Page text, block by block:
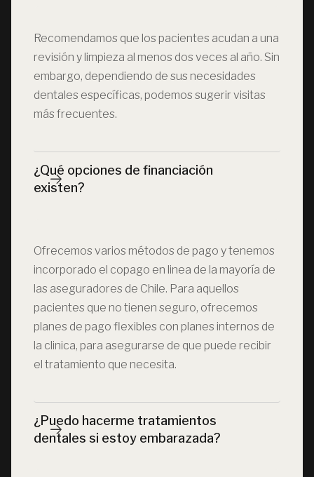
Recomendamos que los pacientes acudan a una
revisión y limpieza al menos dos veces al año. Sin
embargo, dependiendo de sus necesidades
dentales específicas, podemos sugerir visitas
más frecuentes.
¿Qué opciones de financiación
existen?
Ofrecemos varios métodos de pago y tenemos
incorporado el copago en linea de la mayoría de
las aseguradores de Chile. Para aquellos
pacientes que no tienen seguro, ofrecemos
planes de pago flexibles con planes internos de
la clinica, para asegurarse de que puede recibir
el tratamiento que necesita.
¿Puedo hacerme tratamientos
dentales si estoy embarazada?